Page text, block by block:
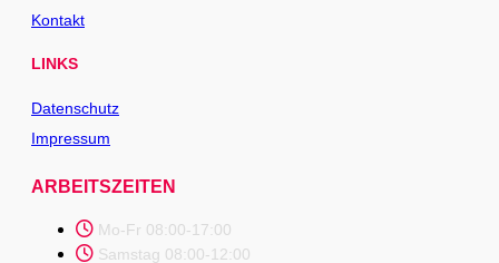
Kontakt
LINKS
Datenschutz
Impressum
ARBEITSZEITEN
Mo-Fr 08:00-17:00
Samstag 08:00-12:00